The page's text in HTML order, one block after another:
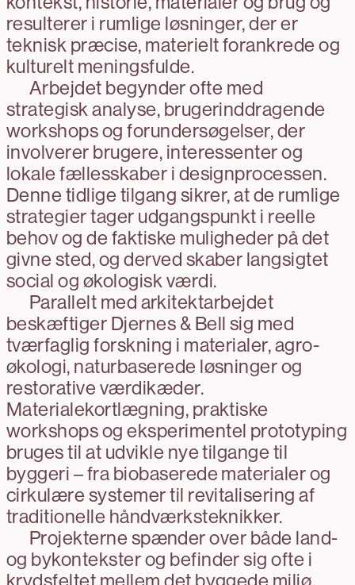
resulterer i rumlige løsninger, der er
teknisk præcise, materielt forankrede og
kulturelt meningsfulde.
Arbejdet begynder ofte med
strategisk analyse, brugerinddragende
workshops og forundersøgelser, der
involverer brugere, interessenter og
lokale fællesskaber i designprocessen.
Denne tidlige tilgang sikrer, at de rumlige
strategier tager udgangspunkt i reelle
behov og de faktiske muligheder på det
givne sted, og derved skaber langsigtet
social og økologisk værdi.
Parallelt med arkitektarbejdet
beskæftiger Djernes & Bell sig med
tværfaglig forskning i materialer, agro-
økologi, naturbaserede løsninger og
restorative værdikæder.
Materialekortlægning, praktiske
workshops og eksperimentel prototyping
bruges til at udvikle nye tilgange til
byggeri – fra biobaserede materialer og
cirkulære systemer til revitalisering af
traditionelle håndværksteknikker.
Projekterne spænder over både land-
og bykontekster og befinder sig ofte i
krydsfeltet mellem det byggede miljø,